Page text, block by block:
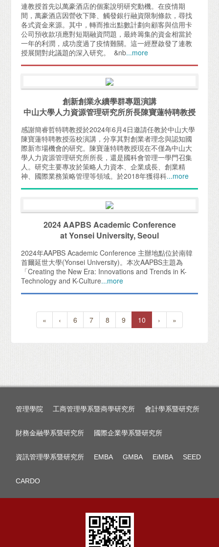
連教授首先以萬豪酒店的個案說明研究動機。在疫情期
間，萬豪酒店因營收下降、觸發銀行融資限制條款，尋找
各式資金來源。其中，轉而推出點數計劃向顧客與信用卡
公司預收款項應對短期融資問題，最終籌集的資金相當於
一年的利潤，成功度過了疫情難關。這一經歷啟發了連教
授展開對此議題的深入研究。 &nb...more
創新創業永續學群專題演講
中山大學人力資源管理研究所所長陳寶蓮特聘教授
感謝簡睿哲特聘教授於2024年6月4日邀請任教於中山大學
陳寶蓮特聘教授蒞校演講，分享其對創業者理念與認知國
際新市場機會的研究。陳寶蓮特聘教授現在不僅為中山大
學人力資源管理研究所所長，還是國科會管理一學門召集
人。研究主要專攻於策略人力資本、企業成長、創業精
神、國際業務策略管理等領域。於2018年獲得科...more
2024 AAPBS Academic Conference
at Yonsei University, Seoul
2024年AAPBS Academic Conference 主辦地點位於南韓
首爾延世大學(Yonsei University)。本次AAPBS主題為
「Creating the New Era: Innovations and Trends in K-
Technology and K-Culture...more
« ‹ 6 7 8 9 10 › »
管理學院 工商管理學系暨商學研究所 會計學系暨研究所
財務金融學系暨研究所 國際企業學系暨研究所
資訊管理學系暨研究所 EMBA GMBA EiMBA SEED
CARDO